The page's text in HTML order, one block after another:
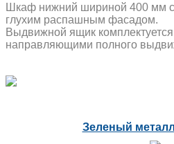
Шкаф нижний шириной 400 мм
глухим распашным фасадом.
Выдвижной ящик
направляющими полного
Зеленый